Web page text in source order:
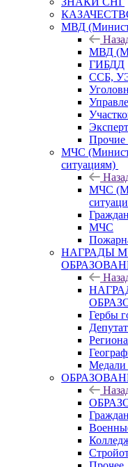
МВД
МВД
ГИБДД
ССБ,
МЧС
ситуациям)
МЧС
МЧС
НАГРАДЫ
Гербы
Медали